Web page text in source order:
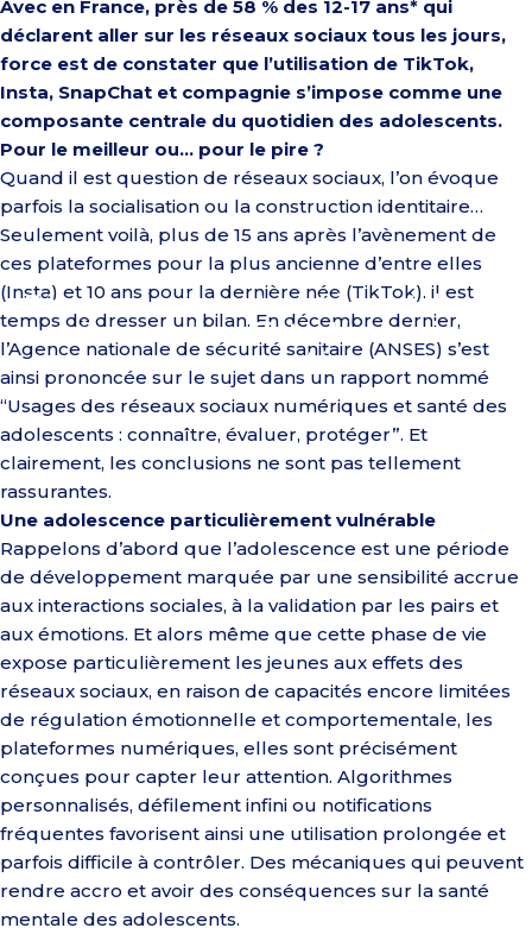
Réseaux sociaux et santé mentale des
jeunes : des effets désormais
documentés
Avec en France, près de 58 % des 12-17 ans* qui
déclarent aller sur les réseaux sociaux tous les jours,
force est de constater que l’utilisation de TikTok,
Insta, SnapChat et compagnie s’impose comme une
composante centrale du quotidien des adolescents.
Pour le meilleur ou… pour le pire ?
Quand il est question de réseaux sociaux, l’on évoque
parfois la socialisation ou la construction identitaire…
Seulement voilà, plus de 15 ans après l’avènement de
ces plateformes pour la plus ancienne d’entre elles
(Insta) et 10 ans pour la dernière née (TikTok), il est
temps de dresser un bilan. En décembre dernier,
l’Agence nationale de sécurité sanitaire (ANSES) s’est
ainsi prononcée sur le sujet dans un rapport nommé
“Usages des réseaux sociaux numériques et santé des
adolescents : connaître, évaluer, protéger”. Et
clairement, les conclusions ne sont pas tellement
rassurantes.
Une adolescence particulièrement vulnérable
Rappelons d’abord que l’adolescence est une période
de développement marquée par une sensibilité accrue
aux interactions sociales, à la validation par les pairs et
aux émotions. Et alors même que cette phase de vie
expose particulièrement les jeunes aux effets des
réseaux sociaux, en raison de capacités encore limitées
de régulation émotionnelle et comportementale, les
plateformes numériques, elles sont précisément
conçues pour capter leur attention. Algorithmes
personnalisés, défilement infini ou notifications
fréquentes favorisent ainsi une utilisation prolongée et
parfois difficile à contrôler. Des mécaniques qui peuvent
rendre accro et avoir des conséquences sur la santé
mentale des adolescents.